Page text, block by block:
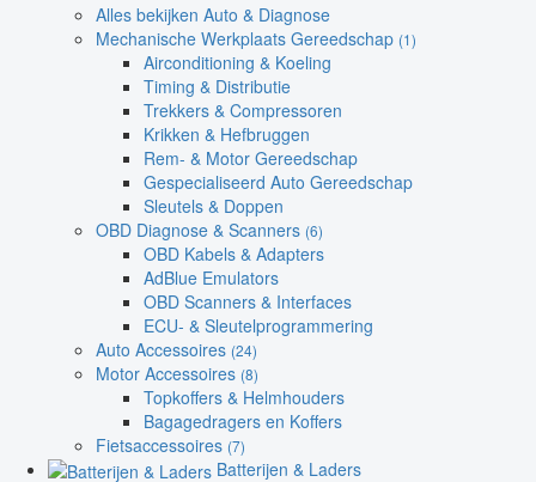
Alles bekijken Auto & Diagnose
Mechanische Werkplaats Gereedschap (1)
Airconditioning & Koeling
Timing & Distributie
Trekkers & Compressoren
Krikken & Hefbruggen
Rem- & Motor Gereedschap
Gespecialiseerd Auto Gereedschap
Sleutels & Doppen
OBD Diagnose & Scanners (6)
OBD Kabels & Adapters
AdBlue Emulators
OBD Scanners & Interfaces
ECU- & Sleutelprogrammering
Auto Accessoires (24)
Motor Accessoires (8)
Topkoffers & Helmhouders
Bagagedragers en Koffers
Fietsaccessoires (7)
Batterijen & Laders